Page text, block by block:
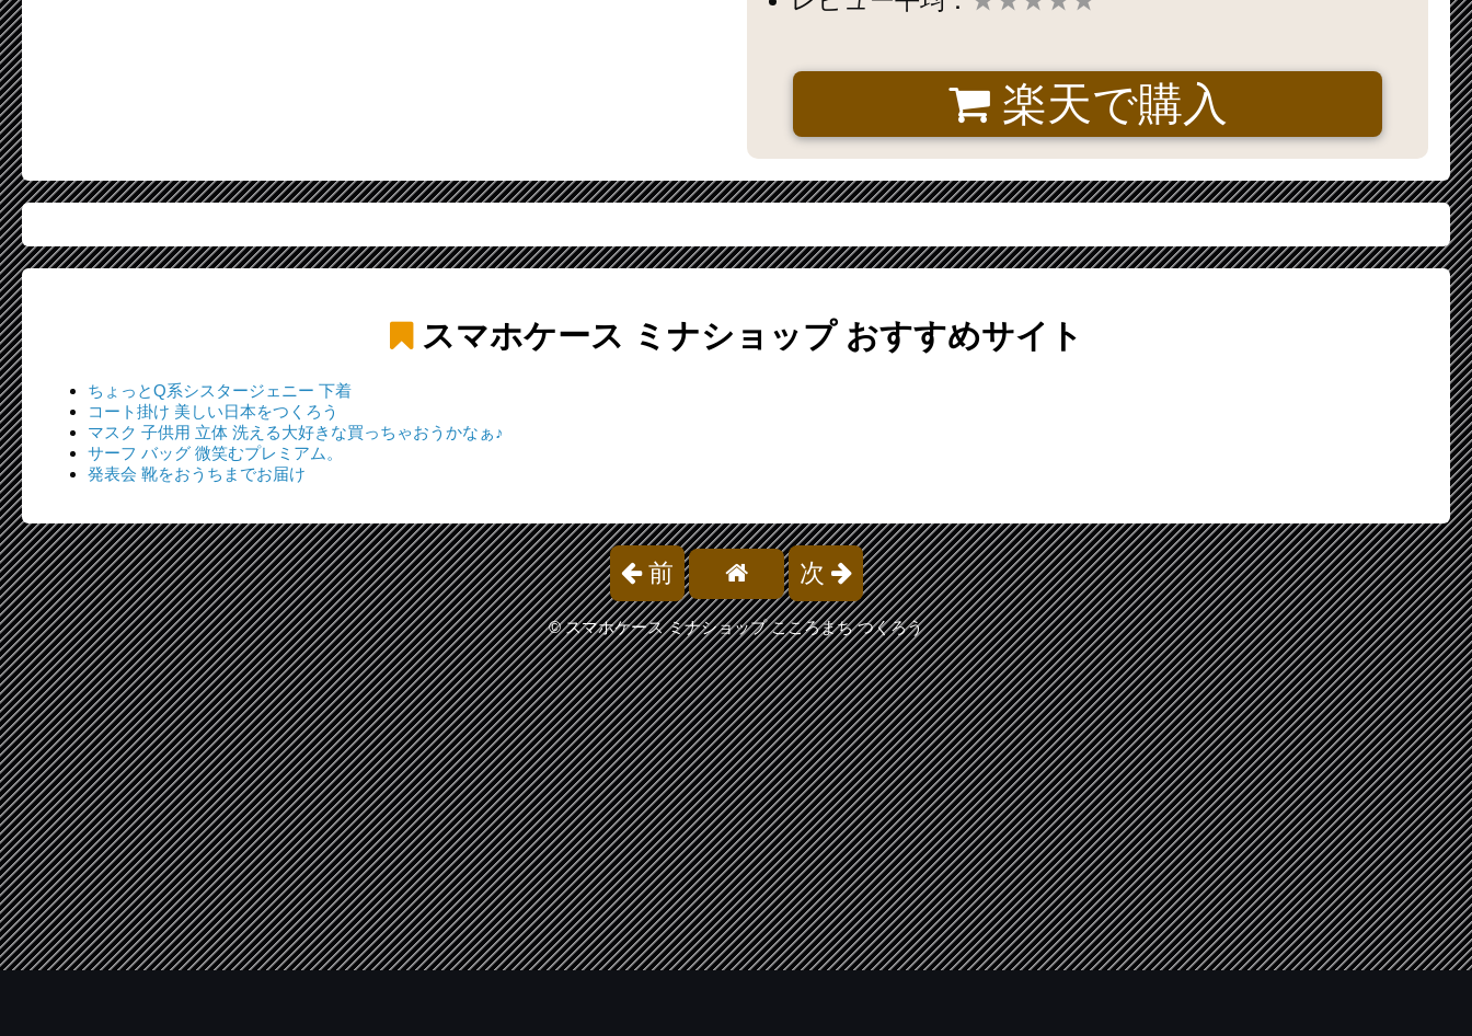
楽天で購入
スマホケース ミナショップおすすめサイト
ちょっとQ系シスタージェニー 下着
コート掛け 美しい日本をつくろう
マスク 子供用 立体 洗える大好きな買っちゃおうかなぁ♪
サーフ バッグ 微笑むプレミアム。
発表会 靴をおうちまでお届け
前 次
©スマホケース ミナショップ こころまち つくろう